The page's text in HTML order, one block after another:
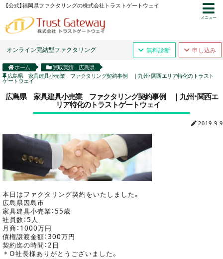
【公式】福岡県ファクタリングの株式会社トラストゲートウェイ
オンライン完結型ファクタリング 無料診断 申し込み
メニュー
ホーム
買取実績 広島県
広島県 家具建具小売業 ファクタリング契約事例 ｜九州・関西エリア特化のトラスト
ゲートウェイ
広島県 家具建具小売業 ファクタリング契約事例 ｜九州・関西エ
リア特化のトラストゲートウェイ
2019.9.9
本日はファクタリング契約をいたしました。
広島県因島市
家具建具小売業：55歳
社員数：5人
月商：1000万円
債権譲渡金額：300万円
契約迄の時間：2日
＊O社長様ありがとうございました。